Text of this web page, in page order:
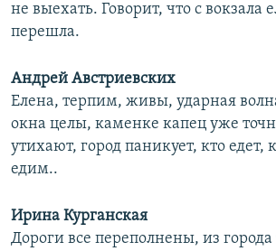
не выехать. Говорит, что с вокзала
перешла.
Андрей Австриевских
Елена, терпим, живы, ударная
окна целы, каменке капец уже
утихают, город паникует, кто едет,
едим..
Ирина Курганская
Дороги все переполнены, из города